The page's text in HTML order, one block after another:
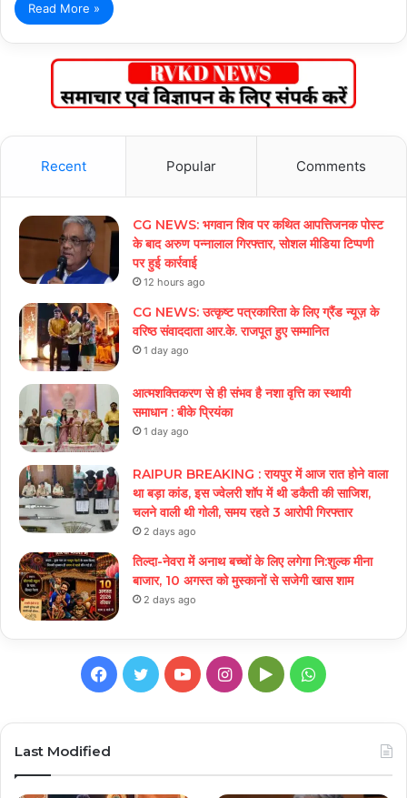
Read More »
Recent Popular Comments
CG NEWS: भगवान शिव पर कथित आपत्तिजनक पोस्ट
के बाद अरुण पन्नालाल गिरफ्तार, सोशल मीडिया टिप्पणी
पर हुई कार्रवाई
12 hours ago
CG NEWS: उत्कृष्ट पत्रकारिता के लिए ग्रैंड न्यूज़ के
वरिष्ठ संवाददाता आर.के. राजपूत हुए सम्मानित
1 day ago
आत्मशक्तिकरण से ही संभव है नशा वृत्ति का स्थायी
समाधान : बीके प्रियंका
1 day ago
RAIPUR BREAKING : रायपुर में आज रात होने वाला
था बड़ा कांड, इस ज्वेलरी शॉप में थी डकैती की साजिश,
चलने वाली थी गोली, समय रहते 3 आरोपी गिरफ्तार
2 days ago
तिल्दा-नेवरा में अनाथ बच्चों के लिए लगेगा नि:शुल्क मीना
बाजार, 10 अगस्त को मुस्कानों से सजेगी खास शाम
2 days ago
Facebook
TwitterYouTubeInstagram
GoogleWhatsApp
Last Modified